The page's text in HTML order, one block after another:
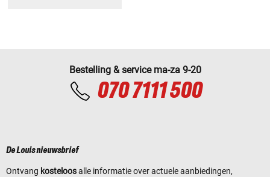
Bestelling & service ma-za 9-20
070 7111 500
De Louis nieuwsbrief
Ontvang kosteloosalle informatie over actuele aanbiedingen,